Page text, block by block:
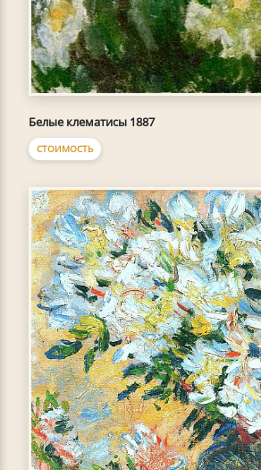
Белые клематисы 1887
СТОИМОСТЬ